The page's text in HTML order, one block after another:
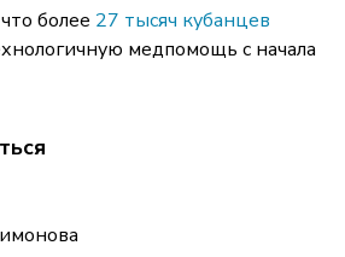
более 27 тысяч кубанцев
медпомощь с начала